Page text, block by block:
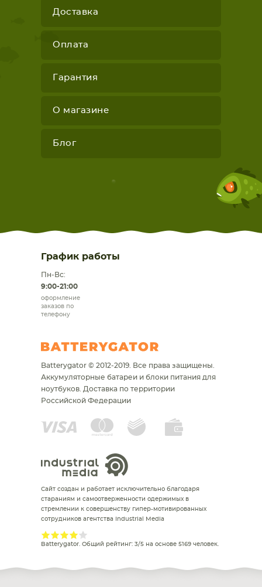
Доставка
Оплата
Гарантия
О магазине
Блог
График работы
Пн-Вс:
9:00-21:00
оформление
заказов по
телефону
Batterygator © 2012-2019. Все права защищены.
Аккумуляторные батареи и блоки питания для
ноутбуков. Доставка по территории
Российской Федерации
Сайт создан и работает исключительно благодаря
стараниям и самоотверженности одержимых в
стремлении к совершенству гипер-мотивированных
сотрудников агентства Industrial Media
Batterygator. Общий рейтинг: 3/5 на основе 5169 человек.